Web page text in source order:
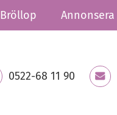
Bröllop Annonsera
0522-68 11 90